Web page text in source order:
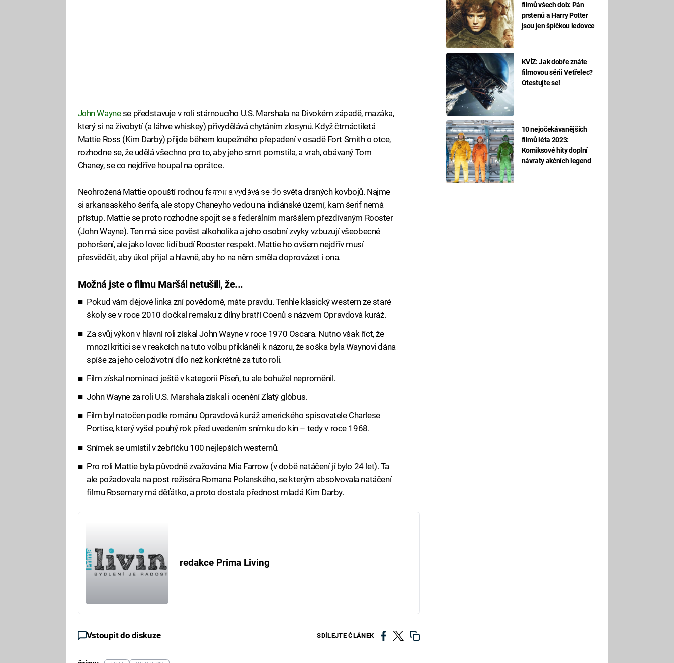
filmů všech dob: Pán
prstenů a Harry Potter
jsou jen špičkou ledovce
KVÍZ: Jak dobře znáte
filmovou sérii Vetřelec?
Otestujte se!
10 nejočekávanějších
filmů léta 2023:
Komiksové hity doplní
návraty akčních legend
John Waynese představuje v roli stárnoucího U.S. Marshala na Divokém západě, mazáka,
který si na živobytí (a láhve whiskey) přivydělává chytáním zlosynů. Když čtrnáctiletá
Mattie Ross (Kim Darby) přijde během loupežného přepadení v osadě Fort Smith o otce,
rozhodne se, že udělá všechno pro to, aby jeho smrt pomstila, a vrah, obávaný Tom
Chaney, se co nejdříve houpal na oprátce.
Failed to fetch
Neohrožená Mattie opouští rodnou farmu a vydává se do světa drsných kovbojů. Najme
si arkansaského šerifa, ale stopy Chaneyho vedou na indiánské území, kam šerif nemá
přístup. Mattie se proto rozhodne spojit se s federálním maršálem přezdívaným Rooster
(John Wayne). Ten má sice pověst alkoholika a jeho osobní zvyky vzbuzují všeobecné
pohoršení, ale jako lovec lidí budí Rooster respekt. Mattie ho ovšem nejdřív musí
přesvědčit, aby úkol přijal a hlavně, aby ho na něm směla doprovázet i ona.
Možná jste o filmu Maršál netušili, že...
Pokud vám dějové linka zní povědomě, máte pravdu. Tenhle klasický western ze staré
školy se v roce 2010 dočkal remaku z dílny bratří Coenů s názvem Opravdová kuráž.
Za svůj výkon v hlavní roli získal John Wayne v roce 1970 Oscara. Nutno však říct, že
mnozí kritici se v reakcích na tuto volbu přikláněli k názoru, že soška byla Waynovi dána
spíše za jeho celoživotní dílo než konkrétně za tuto roli.
Film získal nominaci ještě v kategorii Píseň, tu ale bohužel neproměnil.
John Wayne za roli U.S. Marshala získal i ocenění Zlatý glóbus.
Film byl natočen podle románu Opravdová kuráž amerického spisovatele Charlese
Portise, který vyšel pouhý rok před uvedením snímku do kin – tedy v roce 1968.
Snímek se umístil v žebříčku 100 nejlepších westernů.
Pro roli Mattie byla původně zvažována Mia Farrow (v době natáčení jí bylo 24 let). Ta
ale požadovala na post režiséra Romana Polanského, se kterým absolvovala natáčení
filmu Rosemary má děťátko, a proto dostala přednost mladá Kim Darby.
redakce Prima Living
Vstoupit do diskuze SDÍLEJTE ČLÁNEK